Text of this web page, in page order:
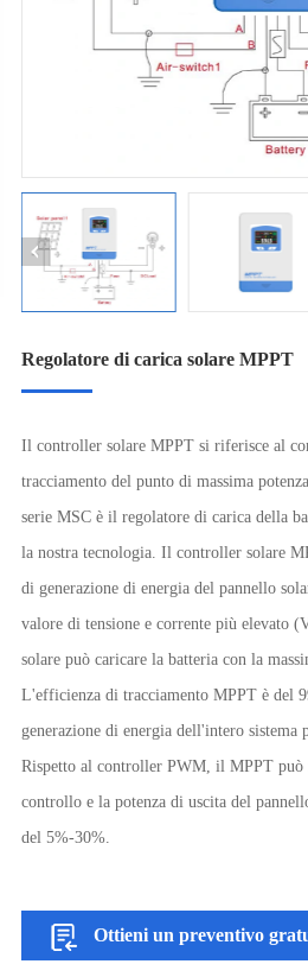
Regolatore di carica solare MPPT
Il controller solare MPPT si riferisce al
tracciamento del punto di massima
serie MSC è il regolatore di carica della
la nostra tecnologia. Il controller solare
di generazione di energia del pannello
valore di tensione e corrente più elevato
solare può caricare la batteria con la
L'efficienza di tracciamento MPPT è del
generazione di energia dell'intero sistema
Rispetto al controller PWM, il MPPT può
controllo e la potenza di uscita del
del 5%-30%.
Ottieni un preventivo